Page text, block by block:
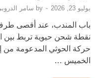
يوليو 23, 2026 -
by سامر
باب المندب، عند أقصى
حركة الحوثي المدعومة من
الخميس …